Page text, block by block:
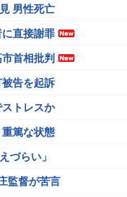
男性死亡
直接謝罪
首相批判
告を起訴
トレスか
篤な状態
づらい」
監督が苦言